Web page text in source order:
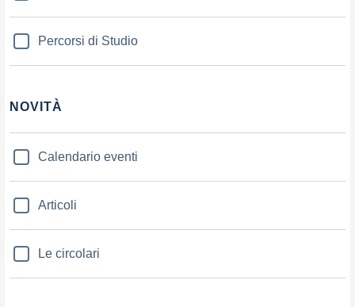
Percorsi di Studio
NOVITÀ
Calendario eventi
Articoli
Le circolari